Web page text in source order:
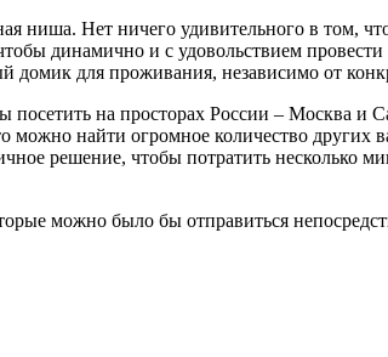
ниша. Нет ничего удивительного в том,
динамично и с удовольствием
для проживания, независимо от
посетить на просторах России – Москва и
можно найти огромное количество
решение, чтобы потратить несколько
можно было бы отправиться